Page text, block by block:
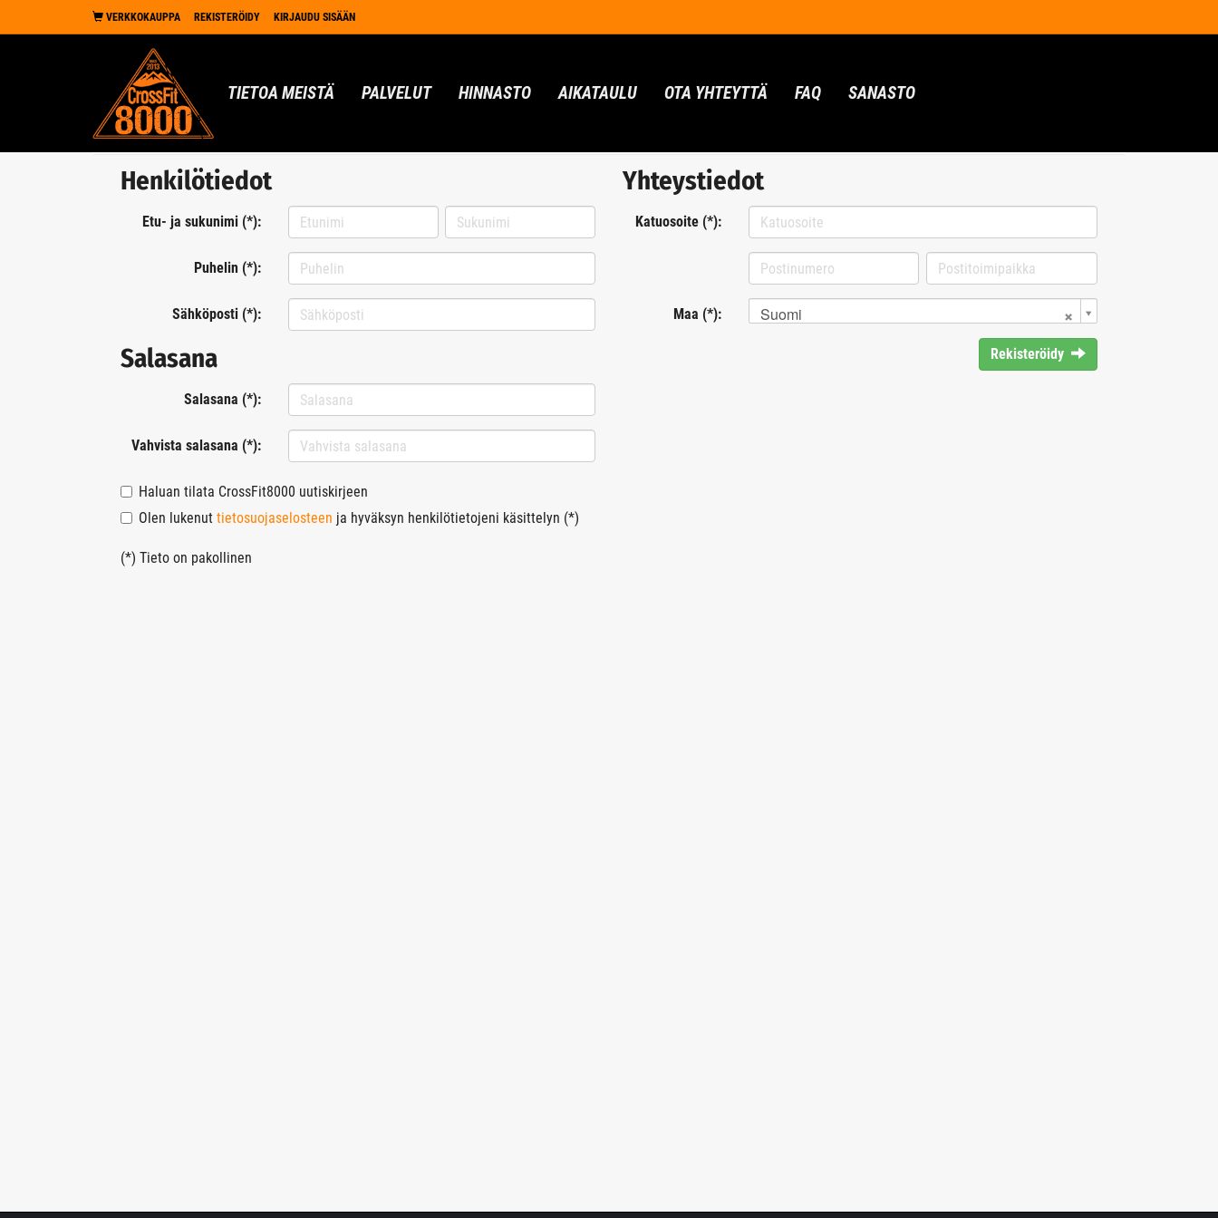
VERKKOKAUPPA REKISTERÖIDY KIRJAUDU SISÄÄN
TIETOA MEISTÄ PALVELUT HINNASTO AIKATAULU OTA YHTEYTTÄ FAQ SANASTO
Henkilötiedot
Etu- ja sukunimi (*):
Puhelin (*):
Sähköposti (*):
Salasana
Salasana (*):
Vahvista salasana (*):
Yhteystiedot
Katuosoite (*):
Maa (*): Suomi
Rekisteröidy
Haluan tilata CrossFit8000 uutiskirjeen
Olen lukenut tietosuojaselosteen ja hyväksyn henkilötietojeni käsittelyn (*)
(*) Tieto on pakollinen